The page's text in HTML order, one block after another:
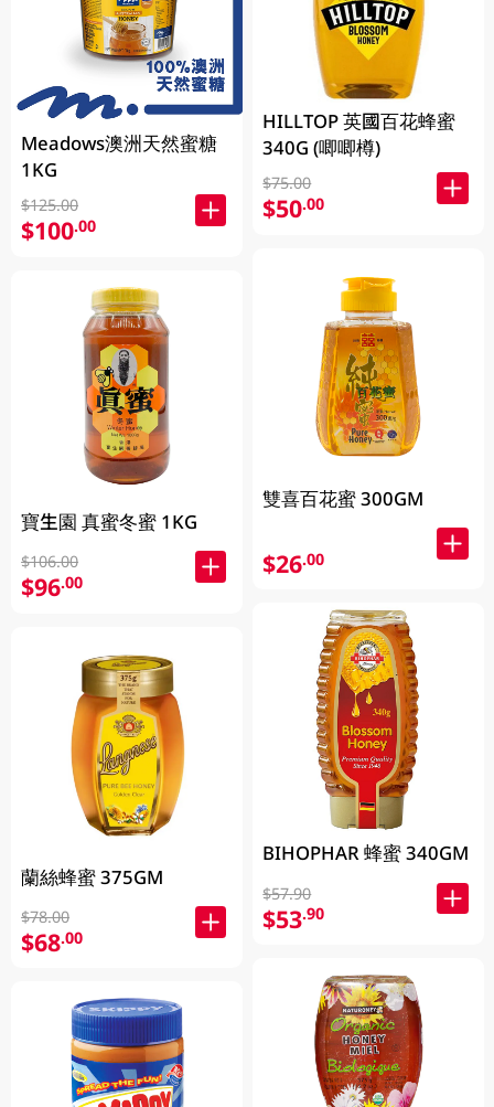
Meadows澳洲天然蜜糖
1KG
$125.00
$100.00
寶生園 真蜜冬蜜 1KG
$106.00
$96.00
蘭絲蜂蜜 375GM
$78.00
$68.00
HILLTOP 英國百花蜂蜜
340G (唧唧樽)
$75.00
$50.00
雙喜百花蜜 300GM
$26.00
BIHOPHAR 蜂蜜 340GM
$57.90
$53.90